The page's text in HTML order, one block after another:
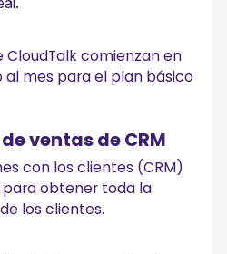
CloudTalk comienzan en
al mes para el plan básico
ventas de CRM
con los clientes (CRM)
para obtener toda la
los clientes.